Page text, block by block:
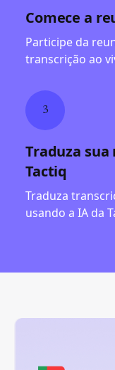
Comece a
Participe da
transcrição ao
3
Traduza sua
Tactiq
Traduza
usando a IA da